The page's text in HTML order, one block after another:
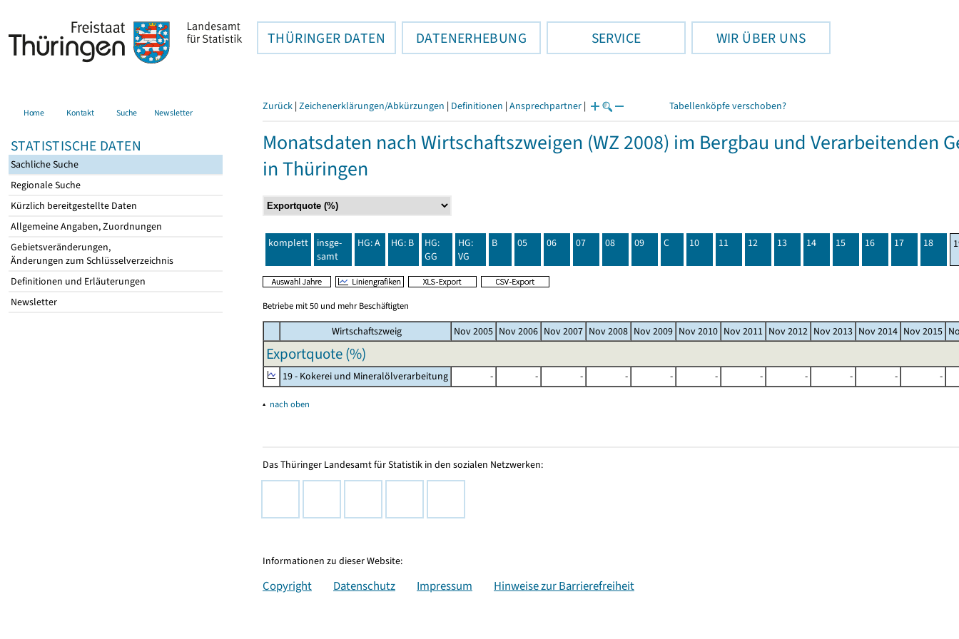
THÜRINGER DATEN DATENERHEBUNG SERVICE WIR ÜBER UNS
Home Kontakt Suche Newsletter
STATISTISCHE DATEN
Sachliche Suche
Regionale Suche
Kürzlich bereitgestellte Daten
Allgemeine Angaben, Zuordnungen
Gebietsveränderungen,
Änderungen zum Schlüsselverzeichnis
Definitionen und Erläuterungen
Newsletter
Zurück | Zeichenerklärungen/Abkürzungen | Definitionen | Ansprechpartner | Tabellenköpfe verschoben?
Monatsdaten nach Wirtschaftszweigen (WZ 2008) im Bergbau und Verarbeitenden
in Thüringen
komplett
insge-
samt
HG: A HG: B
HG:
GG
HG:
VG
B 05 06 07 08 09 C 10 11 12 13 14 15 16 17 18
Betriebe mit 50 und mehr Beschäftigten
Wirtschaftszweig Nov 2005 Nov 2006 Nov 2007 Nov 2008 Nov 2009 Nov 2010 Nov 2011 Nov 2012 Nov 2013 Nov 2014 Nov 2015
Exportquote (%)
19 - Kokerei und Mineralölverarbeitung - - - - - - - - - - -
▴ nach oben
Das Thüringer Landesamt für Statistik in den sozialen Netzwerken:
Informationen zu dieser Website:
Copyright Datenschutz Impressum Hinweise zur Barrierefreiheit